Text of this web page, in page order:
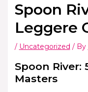
Spoon
Leggere
/ Uncategorized / By
Spoon River:
Masters